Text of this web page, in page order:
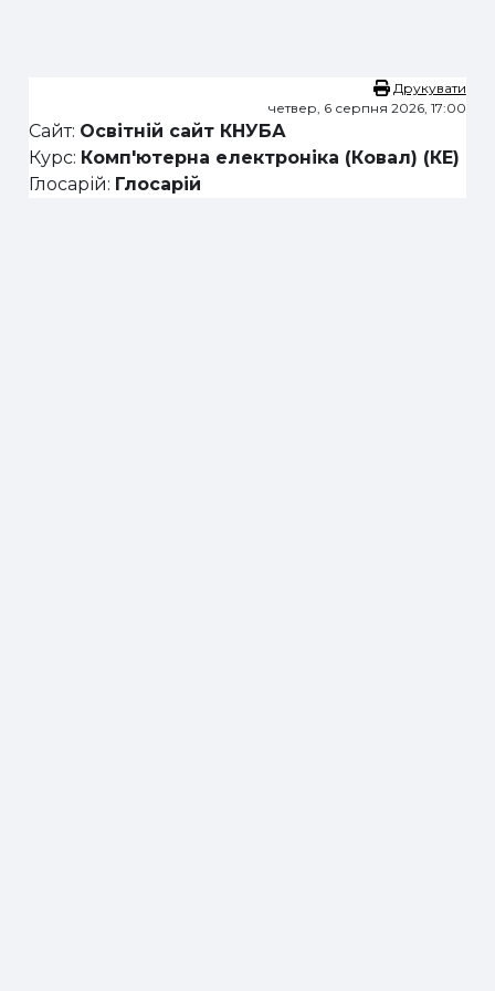
Друкувати
четвер, 6 серпня 2026, 17:00
Сайт: Освітній сайт КНУБА
Курс: Комп'ютерна електроніка (Ковал) (КЕ)
Глосарій: Глосарій